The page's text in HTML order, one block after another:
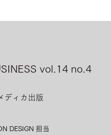
vol.14 no.4
ディカ出版
DESIGN​ 担当